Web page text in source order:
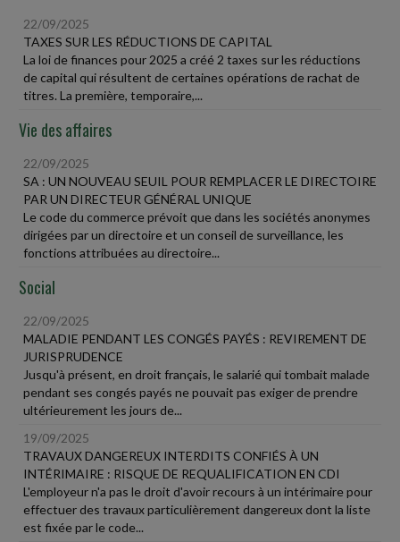
22/09/2025
TAXES SUR LES RÉDUCTIONS DE CAPITAL
La loi de finances pour 2025 a créé 2 taxes sur les réductions
de capital qui résultent de certaines opérations de rachat de
titres. La première, temporaire,...
Vie des affaires
22/09/2025
SA : UN NOUVEAU SEUIL POUR REMPLACER LE DIRECTOIRE
PAR UN DIRECTEUR GÉNÉRAL UNIQUE
Le code du commerce prévoit que dans les sociétés anonymes
dirigées par un directoire et un conseil de surveillance, les
fonctions attribuées au directoire...
Social
22/09/2025
MALADIE PENDANT LES CONGÉS PAYÉS : REVIREMENT DE
JURISPRUDENCE
Jusqu'à présent, en droit français, le salarié qui tombait malade
pendant ses congés payés ne pouvait pas exiger de prendre
ultérieurement les jours de...
19/09/2025
TRAVAUX DANGEREUX INTERDITS CONFIÉS À UN
INTÉRIMAIRE : RISQUE DE REQUALIFICATION EN CDI
L'employeur n'a pas le droit d'avoir recours à un intérimaire pour
effectuer des travaux particulièrement dangereux dont la liste
est fixée par le code...